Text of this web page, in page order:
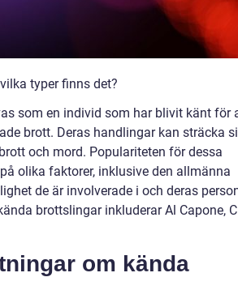
typer finns det?
som en individ som har blivit känt för
brott. Deras handlingar kan sträcka
och mord. Populariteten för dessa
olika faktorer, inklusive den allmänna
de är involverade i och deras
brottslingar inkluderar Al Capone,
om kända